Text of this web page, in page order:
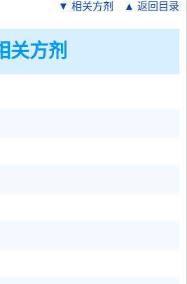
▼ 相关方剂 ▲ 返回目录
关方剂